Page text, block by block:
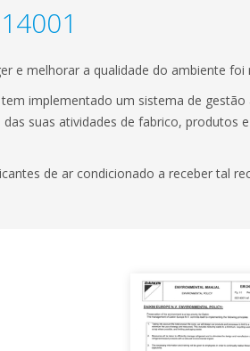
e melhorar a qualidade do ambiente
tem implementado um sistema de
suas atividades de fabrico, produtos
de ar condicionado a receber tal